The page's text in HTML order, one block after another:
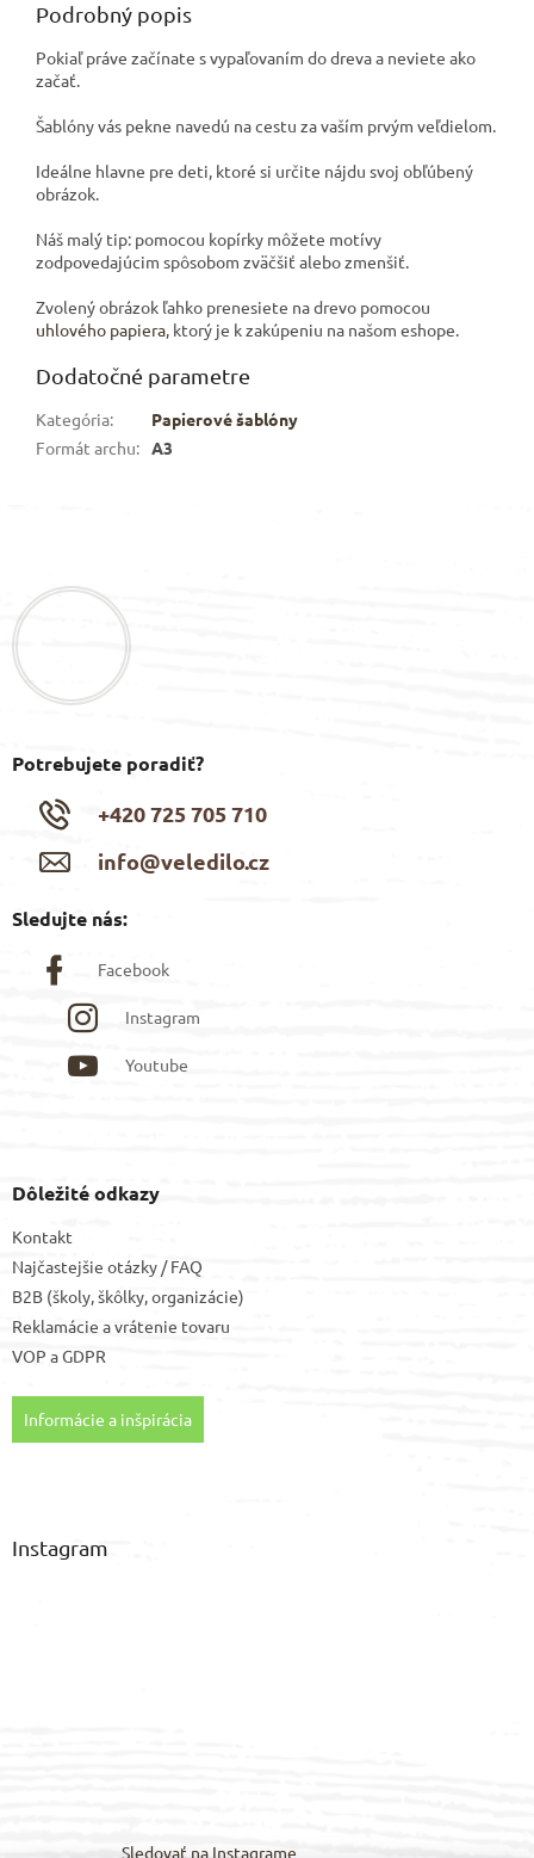
Podrobný popis
Pokiaľ práve začínate s vypaľovaním do dreva a neviete ako
začať.
Šablóny vás pekne navedú na cestu za vaším prvým veľdielom.
Ideálne hlavne pre deti, ktoré si určite nájdu svoj obľúbený
obrázok.
Náš malý tip: pomocou kopírky môžete motívy
zodpovedajúcim spôsobom zväčšiť alebo zmenšiť.
Zvolený obrázok ľahko prenesiete na drevo pomocou
uhlového papiera, ktorý je k zakúpeniu na našom eshope.
Dodatočné parametre
Kategória:
Papierové šablóny
Formát archu: A3
Potrebujete poradiť?
+420 725 705 710
info@veledilo.cz
Sledujte nás:
Facebook
Instagram
Youtube
Dôležité odkazy
Kontakt
Najčastejšie otázky / FAQ
B2B (školy, škôlky, organizácie)
Reklamácie a vrátenie tovaru
VOP aGDPR
Informácie a inšpirácia
Instagram
Sledovať na Instagrame